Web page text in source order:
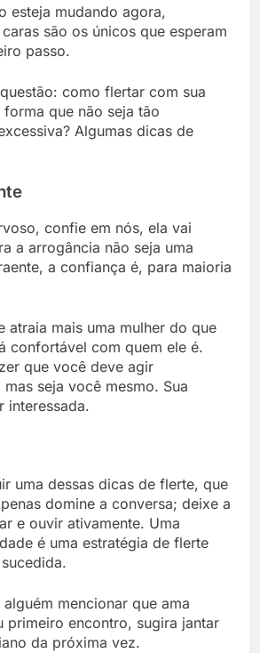
esteja mudando agora,
são os únicos que esperam
passo.
como flertar com sua
que não seja tão
Algumas dicas de
confie em nós, ela vai
a arrogância não seja uma
a confiança é, para maioria
atraia mais uma mulher do que
confortável com quem ele é.
que você deve agir
seja você mesmo. Sua
interessada.
uma dessas dicas de flerte, que
domine a conversa; deixe a
e ouvir ativamente. Uma
é uma estratégia de flerte
mencionar que ama
primeiro encontro, sugira jantar
da próxima vez.